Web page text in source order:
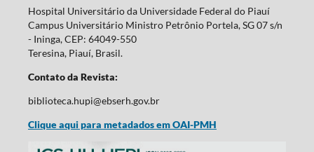
Hospital Universitário da Universidade Federal do Piauí
Campus Universitário Ministro Petrônio Portela, SG 07 s/n
- Ininga, CEP: 64049-550
Teresina, Piauí, Brasil.
Contato da Revista:
biblioteca.hupi@ebserh.gov.br
Clique aqui para metadados em OAI-PMH